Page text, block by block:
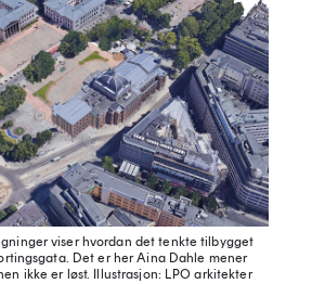
viser hvordan det tenkte tilbygget
Det er her Aina Dahle mener
ikke er løst. Illustrasjon: LPO arkitekter